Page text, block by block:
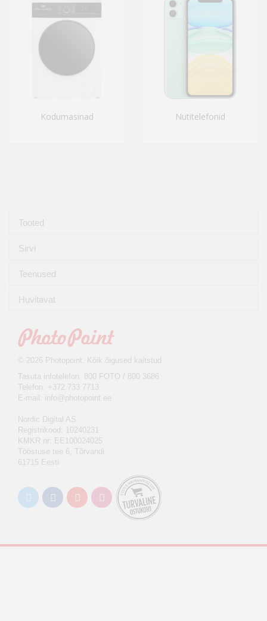
Kodumasinad Nutitelefonid
Tooted
Sirvi
Teenused
Huvitavat
© 2026 Photopoint. Kõik õigused kaitstud
Tasuta infotelefon: 800 FOTO / 800 3686
Telefon: +372 733 7713
E-mail: info@photopoint.ee
Nordic Digital AS
Registrikood: 10240231
KMKR nr: EE100024025
Tööstuse tee 6, Tõrvandi
61715 Eesti